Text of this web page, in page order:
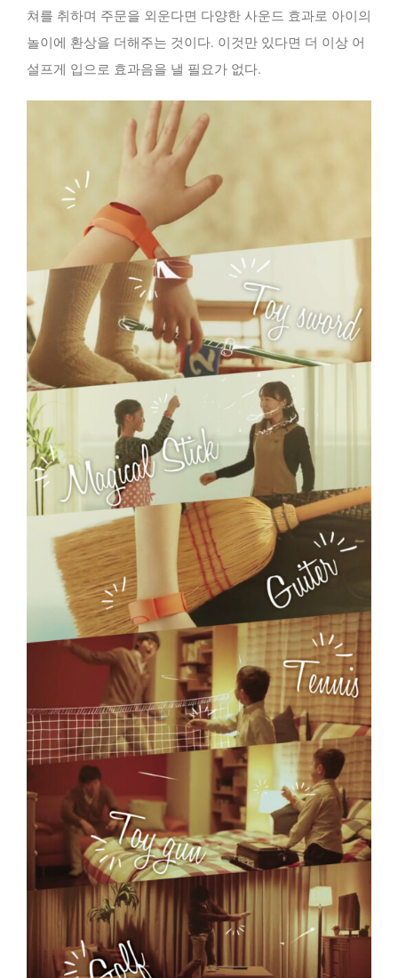
쳐를 취하며 주문을 외운다면 다양한 사운드 효과로 아이의
놀이에 환상을 더해주는 것이다. 이것만 있다면 더 이상 어
설프게 입으로 효과음을 낼 필요가 없다.